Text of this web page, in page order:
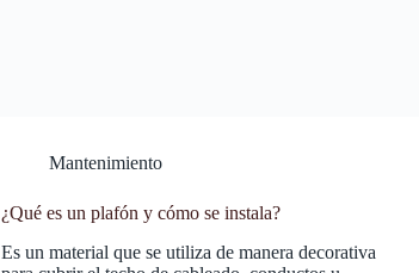
Mantenimiento
¿Qué es un plafón y cómo se instala?
Es un material que se utiliza de manera decorativa